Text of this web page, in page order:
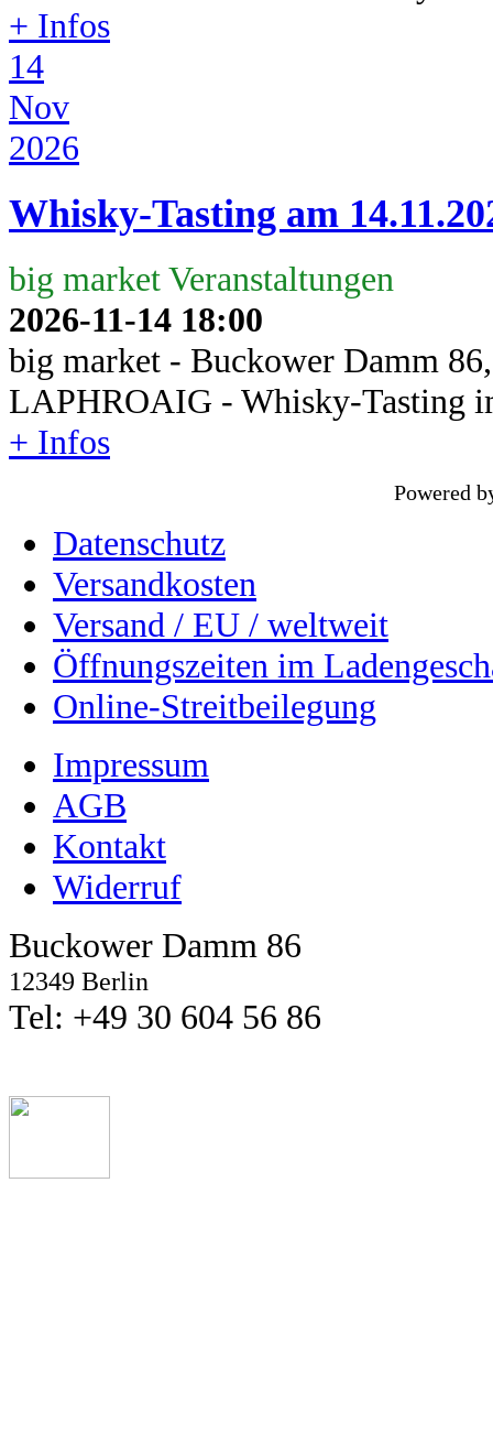
+ Infos
14
Nov
2026
Whisky-Tasting am
big market Veranstaltungen
2026-11-14 18:00
big market - Buckower Damm
LAPHROAIG - Whisky-Tasting
+ Infos
Powered
Datenschutz
Versandkosten
Versand / EU / weltweit
Öffnungszeiten im
Online-Streitbeilegung
Impressum
AGB
Kontakt
Widerruf
Buckower Damm 86
12349 Berlin
Tel: +49 30 604 56 86